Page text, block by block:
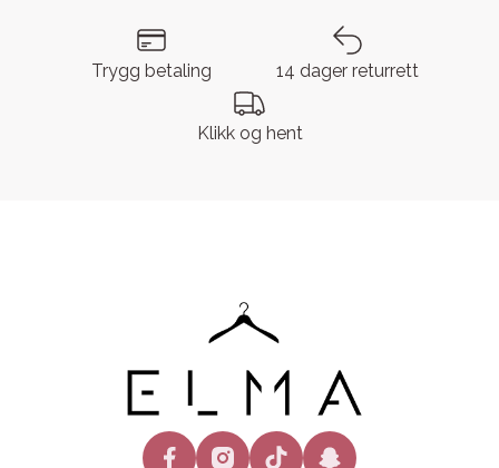
Trygg betaling 14 dager returrett
Klikk og hent
facebookinstagramtiktok snapchat